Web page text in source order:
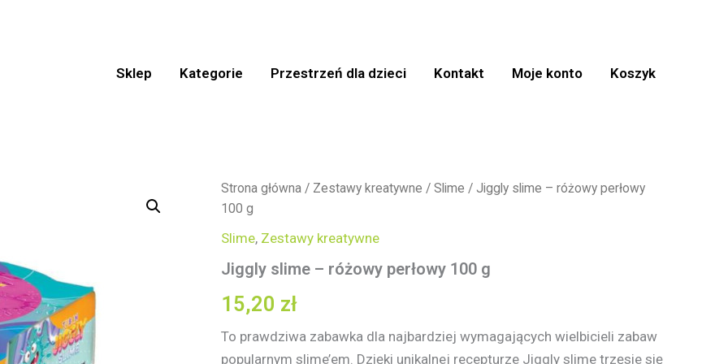
Sklep
Kategorie Przestrzeń dla dzieci Kontakt Moje konto Koszyk
Strona główna / Zestawy kreatywne / Slime / Jiggly slime – różowy perłowy
100 g
Slime, Zestawy kreatywne
Jiggly slime – różowy perłowy 100 g
15,20 zł
To prawdziwa zabawka dla najbardziej wymagających wielbicieli zabaw
popularnym slime’em. Dzięki unikalnej recepturze Jiggly slime trzęsie się
ilość
Jiggly
slime
-
perłowy
g